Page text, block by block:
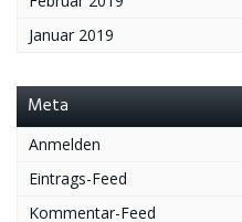
Januar 2019
Meta
Anmelden
Eintrags-Feed
Kommentar-Feed